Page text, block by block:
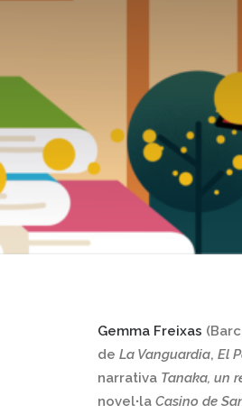
Gemma Freixas
de La Vanguardia, El
narrativa Tanaka, un
novel∙la Casino de